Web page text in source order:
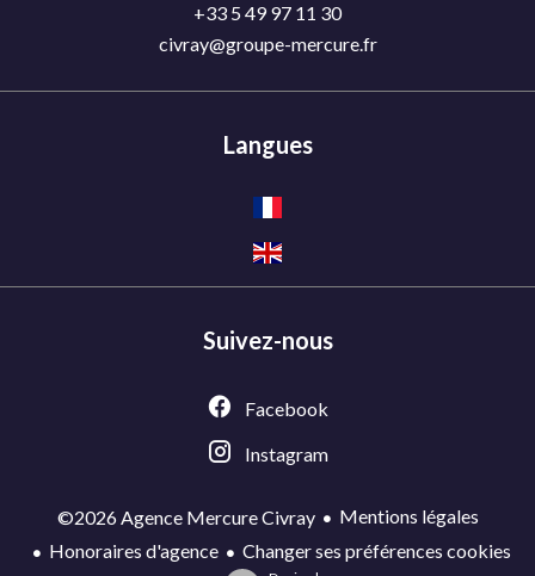
+33 5 49 97 11 30
civray@groupe-mercure.fr
Langues
Suivez-nous
Facebook
Instagram
©2026 Agence Mercure Civray
Mentions légales
Honoraires d'agence
Changer ses préférences cookies